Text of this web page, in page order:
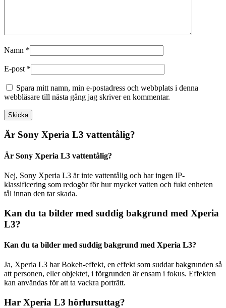
Namn *
E-post *
Spara mitt namn, min e-postadress och webbplats i denna
webbläsare till nästa gång jag skriver en kommentar.
Är Sony Xperia L3 vattentålig?
Är Sony Xperia L3 vattentålig?
Nej, Sony Xperia L3 är inte vattentålig och har ingen IP-
klassificering som redogör för hur mycket vatten och fukt enheten
tål innan den tar skada.
Kan du ta bilder med suddig bakgrund med Xperia
L3?
Kan du ta bilder med suddig bakgrund med Xperia L3?
Ja, Xperia L3 har Bokeh-effekt, en effekt som suddar bakgrunden så
att personen, eller objektet, i förgrunden är ensam i fokus. Effekten
kan användas för att ta vackra porträtt.
Har Xperia L3 hörlursuttag?